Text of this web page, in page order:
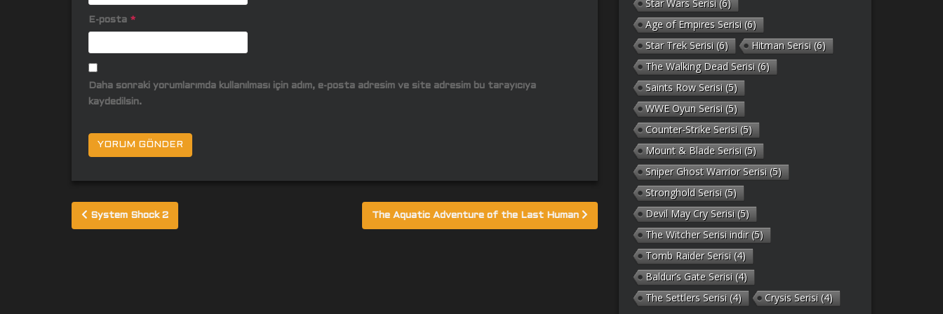
E-posta *
Daha sonraki yorumlarımda kullanılması için adım, e-posta adresim ve site adresim bu tarayıcıya
kaydedilsin.
Yazı
gezinmesi
System Shock 2 The Aquatic Adventure of the Last Human
Star Wars Serisi (6)
Age of Empires Serisi (6)
Star Trek Serisi (6) Hitman Serisi (6)
The Walking Dead Serisi (6)
Saints Row Serisi (5)
WWE Oyun Serisi (5)
Counter-Strike Serisi (5)
Mount & Blade Serisi (5)
Sniper Ghost Warrior Serisi (5)
Stronghold Serisi (5)
Devil May Cry Serisi (5)
The Witcher Serisi indir(5)
Tomb Raider Serisi (4)
Baldur’s Gate Serisi (4)
The Settlers Serisi (4) Crysis Serisi (4)